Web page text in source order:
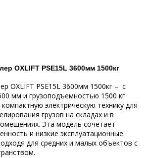
OXLIFT PSE15L 3600мм 1500кг
OXLIFT PSE15L 3600мм 1500кг – с
мм и грузоподъемностью 1500 кг
электрическую технику для
грузов на складах и в
Эта модель сочетает
и низкие эксплуатационные
для средних и малых объектов с